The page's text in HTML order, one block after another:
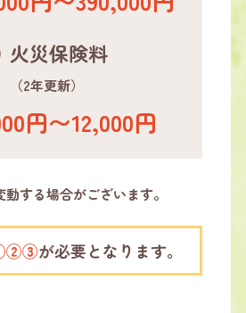
火災保険料
（2年更新）
円〜12,000円
する場合がございます。
が必要となります。